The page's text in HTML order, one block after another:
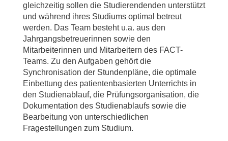
gleichzeitig sollen die Studierendenden unterstützt
und während ihres Studiums optimal betreut
werden. Das Team besteht u.a. aus den
Jahrgangsbetreuerinnen sowie den
Mitarbeiterinnen und Mitarbeitern des FACT-
Teams. Zu den Aufgaben gehört die
Synchronisation der Stundenpläne, die optimale
Einbettung des patientenbasierten Unterrichts in
den Studienablauf, die Prüfungsorganisation, die
Dokumentation des Studienablaufs sowie die
Bearbeitung von unterschiedlichen
Fragestellungen zum Studium.